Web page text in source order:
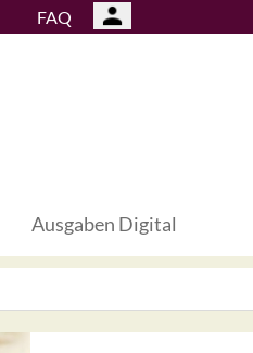
FAQ
Ausgaben Digital